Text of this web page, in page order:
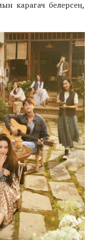
карагач белерсең,